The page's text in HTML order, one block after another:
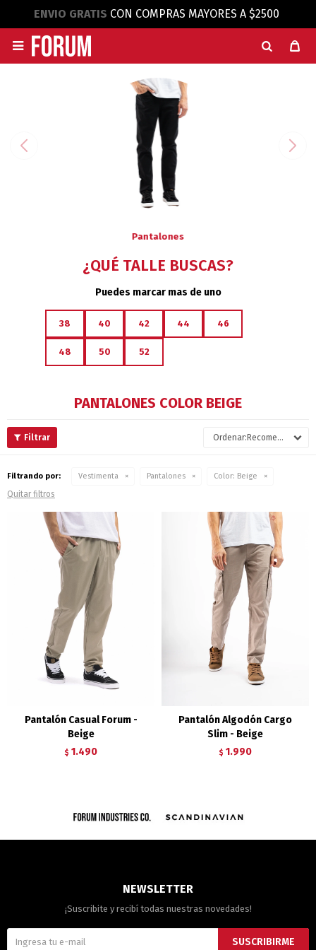
ENVIO GRATIS CON COMPRAS MAYORES A $2500

Pantalones
¿QUÉ TALLE BUSCAS?
Puedes marcar mas de uno
38 40 42 44 46
48 50 52
PANTALONES COLOR BEIGE
Recomendados
Filtrando por: Vestimenta Pantalones Color: Beige
Quitar filtros
Pantalón Casual Forum -
Beige
$ 1.490
Pantalón Algodón Cargo
Slim - Beige
$ 1.990
NEWSLETTER
¡Suscribite y recibí todas nuestras novedades!
SUSCRIBIRME